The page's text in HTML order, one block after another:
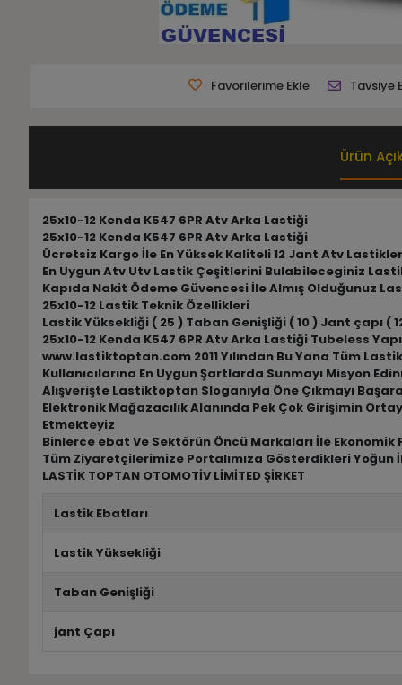
Favorilerime Ekle Tavsiye
Ürün
25x10-12 Kenda K547 6PR Atv Arka Lastiği
25x10-12 Kenda K547 6PR Atv Arka Lastiği
Ücretsiz Kargo İle En Yüksek Kaliteli 12 Jant Atv
En Uygun Atv Utv Lastik Çeşitlerini Bulabileceginiz
Kapıda Nakit Ödeme Güvencesi İle Almış Olduğunuz
25x10-12 Lastik Teknik Özellikleri
Lastik Yüksekliği ( 25 ) Taban Genişliği ( 10 ) Jant çapı (
25x10-12 Kenda K547 6PR Atv Arka Lastiği Tubeless
www.lastiktoptan.com 2011 Yılından Bu Yana Tüm
Kullanıcılarına En Uygun Şartlarda Sunmayı Misyon
Alışverişte Lastiktoptan Sloganıyla Öne Çıkmayı
Elektronik Mağazacılık Alanında Pek Çok Girişimin
Etmekteyiz
Binlerce ebat Ve Sektörün Öncü Markaları İle
Tüm Ziyaretçilerimize Portalımıza Gösterdikleri Yoğun
LASTİK TOPTAN OTOMOTİV LİMİTED ŞİRKET
Lastik Ebatları
Lastik Yüksekliği
Taban Genişliği
jant Çapı